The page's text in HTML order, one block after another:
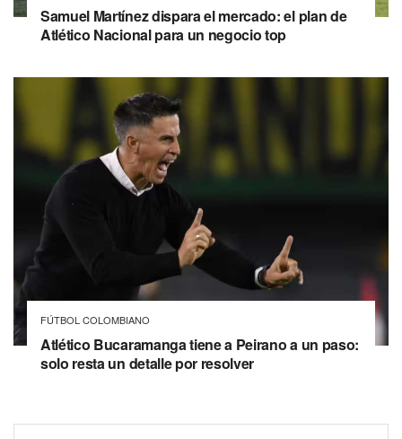
Samuel Martínez dispara el mercado: el plan de
Atlético Nacional para un negocio top
FÚTBOL COLOMBIANO
Atlético Bucaramanga tiene a Peirano a un paso:
solo resta un detalle por resolver